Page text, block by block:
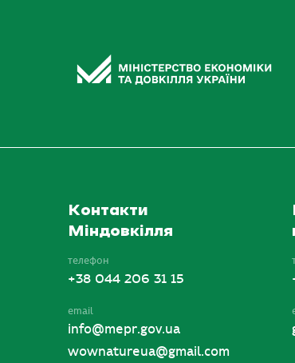
Контакти
Міндовкілля
телефон
+38 044 206 31 15
email
info@mepr.gov.ua
wownatureua@gmail.com